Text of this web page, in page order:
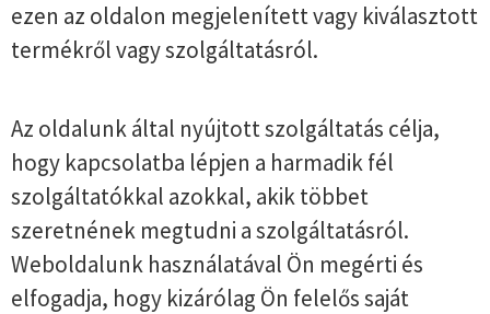
ezen az oldalon megjelenített vagy kiválasztott
termékről vagy szolgáltatásról.
Az oldalunk által nyújtott szolgáltatás célja,
hogy kapcsolatba lépjen a harmadik fél
szolgáltatókkal azokkal, akik többet
szeretnének megtudni a szolgáltatásról.
Weboldalunk használatával Ön megérti és
elfogadja, hogy kizárólag Ön felelős saját